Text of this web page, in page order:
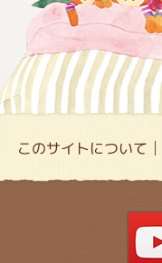
このサイトについて